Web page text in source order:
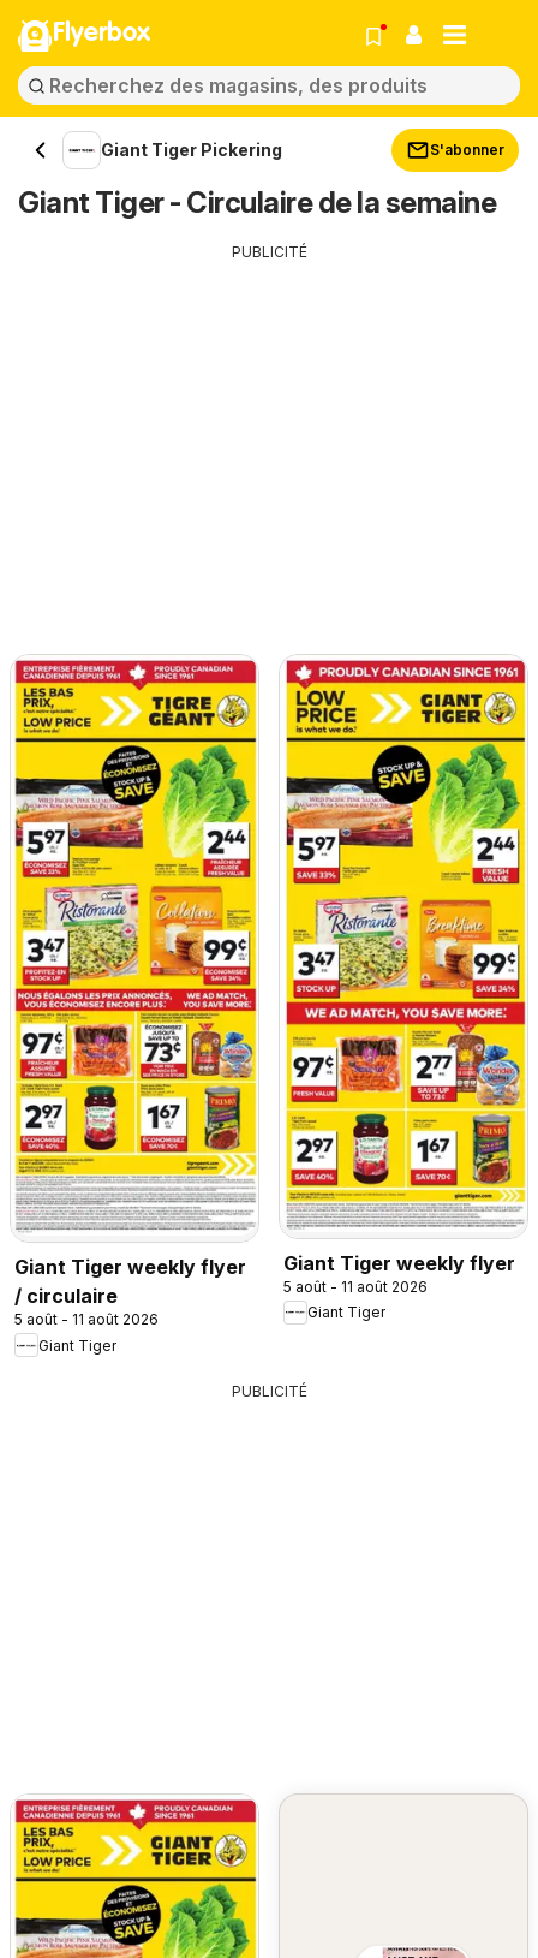
Flyerbox
Giant Tiger Pickering S'abonner
Giant Tiger - Circulaire de la semaine
PUBLICITÉ
Giant Tiger weekly flyer
/ circulaire
5 août - 11 août 2026
Giant Tiger
Giant Tiger weekly flyer
5 août - 11 août 2026
Giant Tiger
PUBLICITÉ